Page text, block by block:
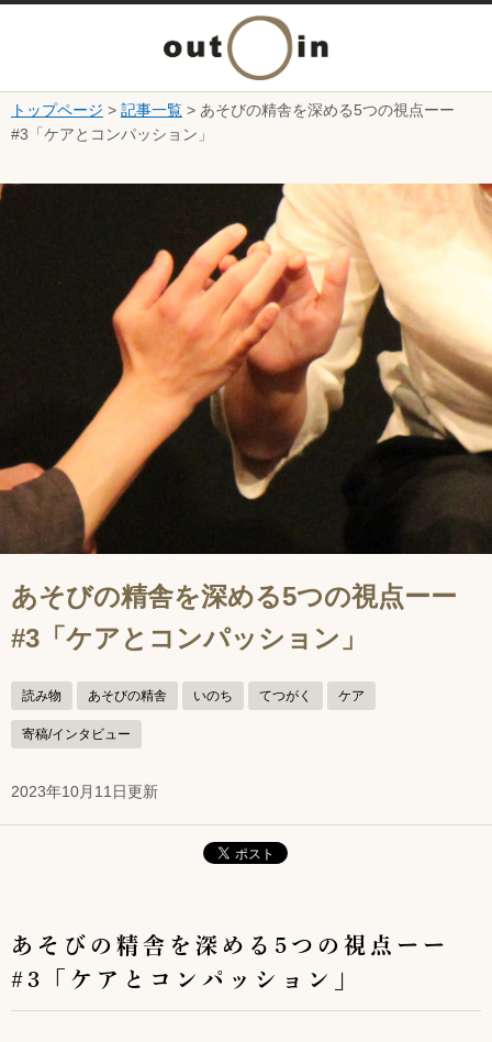
本文へ
ニ
ュ
トップページ > 記事一覧 > あそびの精舎を深める5つの視点ーー
#3「ケアとコンパッション」
あそびの精舎を深める5つの視点ーー
#3「ケアとコンパッション」
読み物 あそびの精舎 いのち てつがく ケア
寄稿/インタビュー
2023年10月11日更新
あそびの精舎を深める5つの視点ーー
#3「ケアとコンパッション」